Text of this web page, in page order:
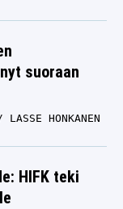
suoraan
LASSE HONKANEN
HIFK teki